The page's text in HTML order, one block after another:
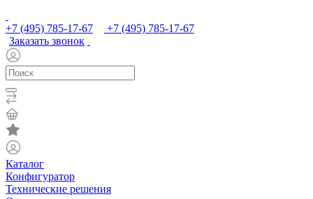
+7 (495) 785-17-67
+7 (495) 785-17-67
Заказать звонок
Каталог
Конфигуратор
Технические решения